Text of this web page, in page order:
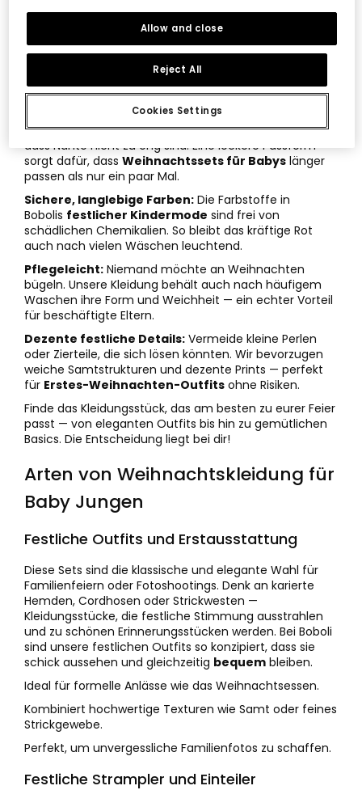
— nicht auf Hautirritationen.
Einfaches Umziehen:Als Experten für Kindermode
wissen wir, dass Windelwechsel häufig vorkommen.
Unsere Kleidungsstücke haben daher stabile
Druckknöpfe und geschützte Reißverschlüsse, die das
Leben in diesen Momenten erleichtern.
Intelligente Passform und Größe:Achte darauf,
dass Nähte nicht zu eng sind. Eine lockere Passform
sorgt dafür, dass Weihnachtssets für Babys länger
passen als nur ein paar Mal.
Sichere, langlebige Farben: Die Farbstoffe in
Bobolis festlicher Kindermode sind frei von
schädlichen Chemikalien. So bleibt das kräftige Rot
auch nach vielen Wäschen leuchtend.
Pflegeleicht: Niemand möchte an Weihnachten
bügeln. Unsere Kleidung behält auch nach häufigem
Waschen ihre Form und Weichheit — ein echter Vorteil
für beschäftigte Eltern.
Dezente festliche Details: Vermeide kleine Perlen
oder Zierteile, die sich lösen könnten. Wir bevorzugen
weiche Samtstrukturen und dezente Prints — perfekt
für Erstes-Weihnachten-Outfits ohne Risiken.
Finde das Kleidungsstück, das am besten zu eurer Feier
passt — von eleganten Outfits bis hin zu gemütlichen
Basics. Die Entscheidung liegt bei dir!
Arten von Weihnachtskleidung für
Baby Jungen
Festliche Outfits und Erstausstattung
Diese Sets sind die klassische und elegante Wahl für
Familienfeiern oder Fotoshootings. Denk an karierte
Hemden, Cordhosen oder Strickwesten —
Kleidungsstücke, die festliche Stimmung ausstrahlen
und zu schönen Erinnerungsstücken werden. Bei Boboli
sind unsere festlichen Outfits so konzipiert, dass sie
schick aussehen und gleichzeitig bequem bleiben.
Ideal für formelle Anlässe wie das Weihnachtsessen.
Kombiniert hochwertige Texturen wie Samt oder feines
Strickgewebe.
Perfekt, um unvergessliche Familienfotos zu schaffen.
Festliche Strampler und Einteiler
Cookies Settings
Reject All
Allow and close